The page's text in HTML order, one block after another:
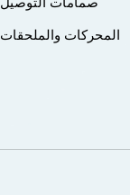
المحركات والملحقات